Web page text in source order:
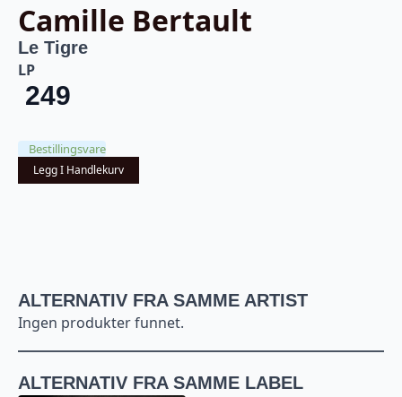
Camille Bertault
Le Tigre
LP
249
Bestillingsvare
Legg I Handlekurv
ALTERNATIV FRA SAMME ARTIST
Ingen produkter funnet.
ALTERNATIV FRA SAMME LABEL